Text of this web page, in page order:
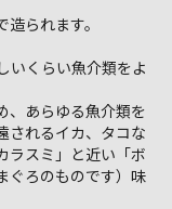
られます。
いくらい魚介類をよ
、あらゆる魚介類を
されるイカ、タコな
ラスミ」と近い「ボ
ぐろのものです）味